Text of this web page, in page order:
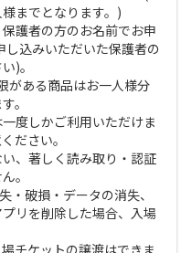
までとなります。)
護者の方のお名前でお申
し込みいただいた保護者の
)。
がある商品はお一人様分
。
度しかご利用いただけま
ださい。
、著しく読み取り・認証
。
破損・データの消失、
リを削除した場合、入場